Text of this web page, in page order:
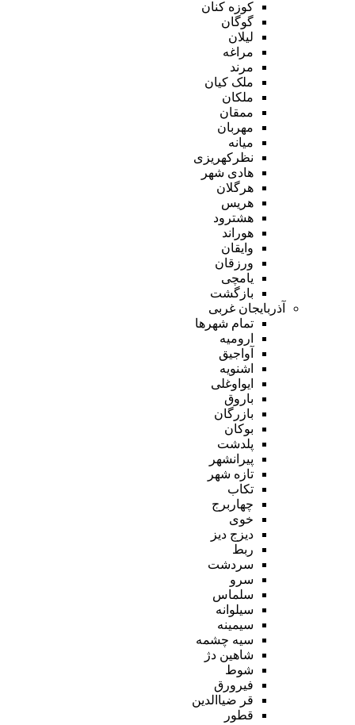
کوزه کنان
گوگان
لیلان
مراغه
مرند
ملک کیان
ملکان
ممقان
مهربان
میانه
نظرکهریزی
هادی شهر
هرگلان
هریس
هشترود
هوراند
وایقان
ورزقان
یامچی
بازگشت
آذربایجان غربی
تمام شهر‌ها
ارومیه
آواجیق
اشنویه
ایواوغلی
باروق
بازرگان
بوکان
پلدشت
پیرانشهر
تازه شهر
تکاب
چهاربرج
خوی
دیزج دیز
ربط
سردشت
سرو
سلماس
سیلوانه
سیمینه
سیه چشمه
شاهین دژ
شوط
فیرورق
قر ضیاالدین
قطور